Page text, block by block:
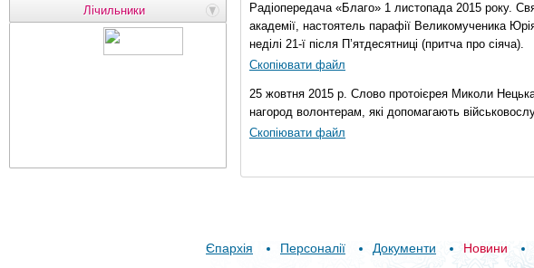
Лічильники
Радіопередача «Благо» 1 листопада 2015 року.
академії, настоятель парафії Великомученика
неділі 21-ї після П’ятдесятниці (притча про сіяча).
Скопіювати файл
25 жовтня 2015 р. Слово протоієрея Миколи
нагород волонтерам, які допомагають
Скопіювати файл
Єпархія Персоналії Документи Новини